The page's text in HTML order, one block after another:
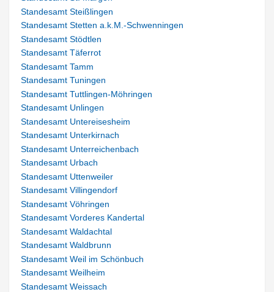
Standesamt Steißlingen
Standesamt Stetten a.k.M.-Schwenningen
Standesamt Stödtlen
Standesamt Täferrot
Standesamt Tamm
Standesamt Tuningen
Standesamt Tuttlingen-Möhringen
Standesamt Unlingen
Standesamt Untereisesheim
Standesamt Unterkirnach
Standesamt Unterreichenbach
Standesamt Urbach
Standesamt Uttenweiler
Standesamt Villingendorf
Standesamt Vöhringen
Standesamt Vorderes Kandertal
Standesamt Waldachtal
Standesamt Waldbrunn
Standesamt Weil im Schönbuch
Standesamt Weilheim
Standesamt Weissach